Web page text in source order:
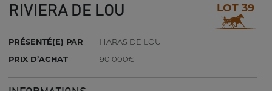
RIVIERA DE LOU LOT 39
PRÉSENTÉ(E) PAR
HARAS DE LOU
PRIX D’ACHAT
90 000€